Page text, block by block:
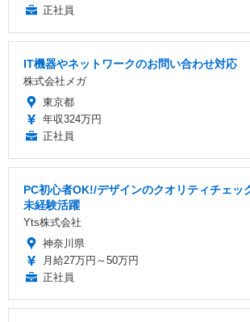
正社員
IT機器やネットワークのお問い合わせ対応
株式会社メガ
東京都
年収324万円
正社員
PC初心者OK!/デザインのクオリティチェッ
未経験活躍
Yts株式会社
神奈川県
月給27万円～50万円
正社員